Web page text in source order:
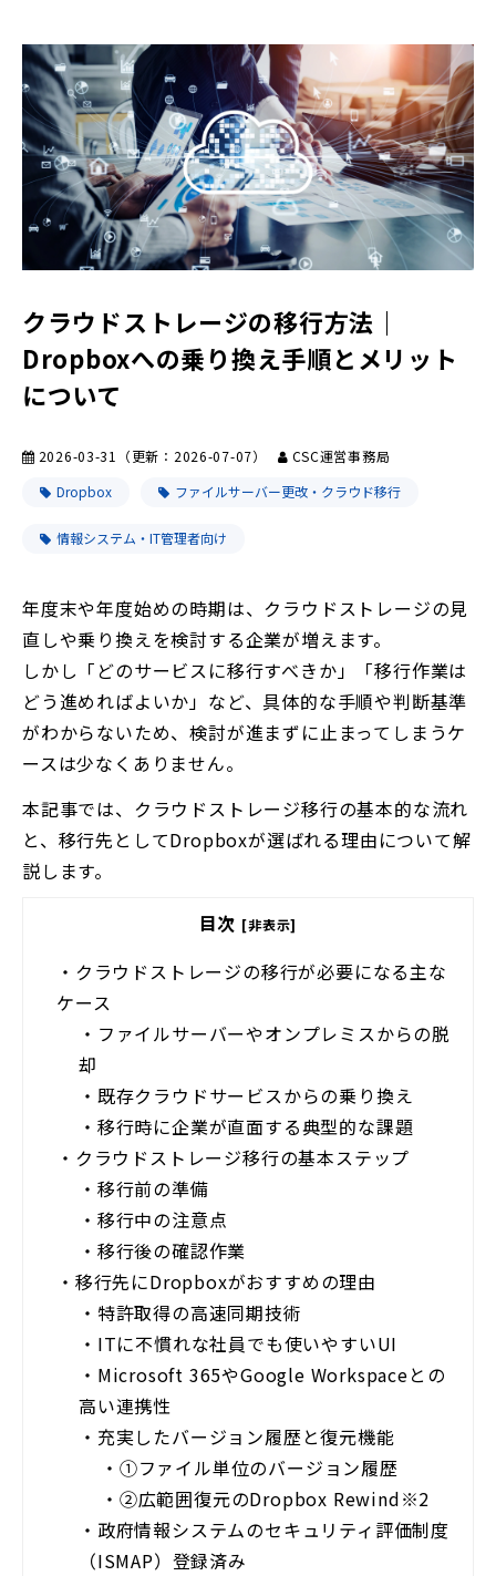
クラウドストレージの移行方法｜
Dropboxへの乗り換え手順とメリット
について
2026-03-31 （更新： 2026-07-07）
CSC運営事務局
Dropbox
ファイルサーバー更改・クラウド移行
情報システム・IT管理者向け
年度末や年度始めの時期は、クラウドストレージの見
直しや乗り換えを検討する企業が増えます。
しかし「どのサービスに移行すべきか」「移行作業は
どう進めればよいか」など、具体的な手順や判断基準
がわからないため、検討が進まずに止まってしまうケ
ースは少なくありません。
本記事では、クラウドストレージ移行の基本的な流れ
と、移行先としてDropboxが選ばれる理由について解
説します。
目次 [非表示]
・ クラウドストレージの移行が必要になる主な
ケース
・ ファイルサーバーやオンプレミスからの脱
却
・ 既存クラウドサービスからの乗り換え
・ 移行時に企業が直面する典型的な課題
・ クラウドストレージ移行の基本ステップ
・ 移行前の準備
・ 移行中の注意点
・ 移行後の確認作業
・ 移行先にDropboxがおすすめの理由
・ 特許取得の高速同期技術
・ ITに不慣れな社員でも使いやすいUI
・ Microsoft 365やGoogle Workspaceとの
高い連携性
・ 充実したバージョン履歴と復元機能
・ ①ファイル単位のバージョン履歴
・ ②広範囲復元のDropbox Rewind※2
・ 政府情報システムのセキュリティ評価制度
（ISMAP）登録済み